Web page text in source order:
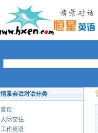
情景会话对话分类
首页
人际交往
工作英语